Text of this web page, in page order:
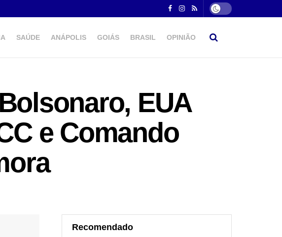
SAÚDE ANÁPOLIS GOIÁS BRASIL OPINIÃO
EUA
e Comando
Recomendado